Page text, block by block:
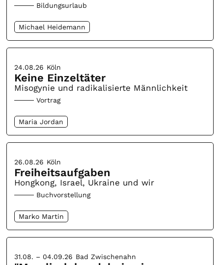
Bildungsurlaub
Michael Heidemann
24.08.26 Köln
Keine Einzeltäter
Misogynie und radikalisierte Männlichkeit
Vortrag
Maria Jordan
26.08.26 Köln
Freiheitsaufgaben
Hongkong, Israel, Ukraine und wir
Buchvorstellung
Marko Martin
31.08. – 04.09.26 Bad Zwischenahn